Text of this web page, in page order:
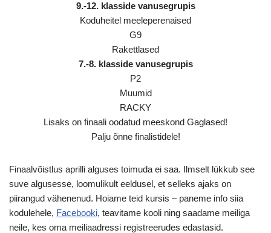
9.-12. klasside vanusegrupis
Koduheitel meeleperenaised
G9
Rakettlased
7.-8. klasside vanusegrupis
P2
Muumid
RACKY
Lisaks on finaali oodatud meeskond Gaglased!
Palju õnne finalistidele!
Finaalvõistlus aprilli alguses toimuda ei saa. Ilmselt lükkub see
suve algusesse, loomulikult eeldusel, et selleks ajaks on
piirangud vähenenud. Hoiame teid kursis – paneme info siia
kodulehele, Facebooki, teavitame kooli ning saadame meiliga
neile, kes oma meiliaadressi registreerudes edastasid.